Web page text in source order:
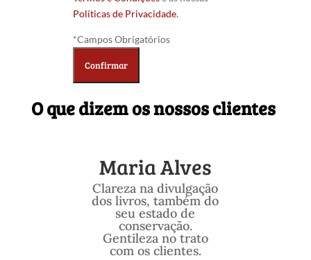
Políticas de Privacidade.
*Campos Obrigatórios
O que dizem os nossos clientes
Maria Alves
Clareza na divulgação
dos livros, também do
seu estado de
conservação.
Gentileza no trato
com os clientes.